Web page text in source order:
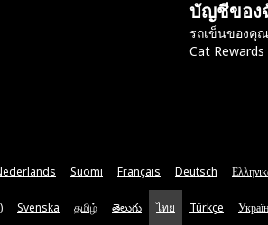
บัญชีของ
รถเข็นของคุณ
Cat Rewards
Suomi Français Deutsch
Svenska தமிழ் తెలుగు ไทย Türkçe